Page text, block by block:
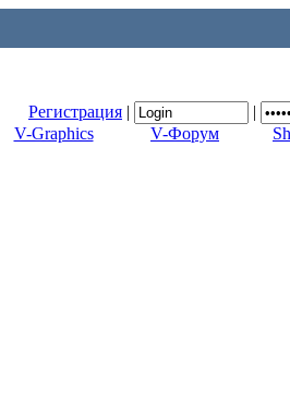
Регистрация | |
V-Graphics
V-Форум